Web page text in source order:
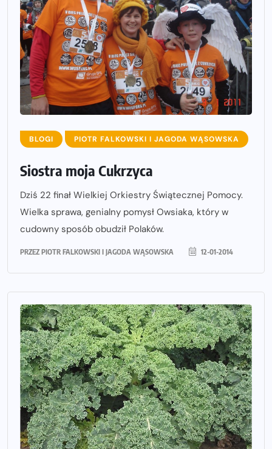
BLOGI PIOTR FALKOWSKI I JAGODA WĄSOWSKA
Siostra moja Cukrzyca
Dziś 22 finał Wielkiej Orkiestry Świątecznej Pomocy.
Wielka sprawa, genialny pomysł Owsiaka, który w
cudowny sposób obudził Polaków.
PRZEZ PIOTR FALKOWSKI I JAGODA WĄSOWSKA 12-01-2014